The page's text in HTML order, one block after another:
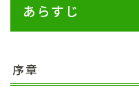
あらすじ
序章